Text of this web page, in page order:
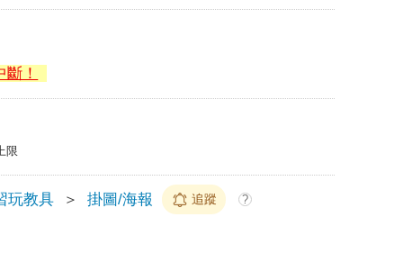
！
限
玩教具 ＞ 掛圖/海報 追蹤 ?